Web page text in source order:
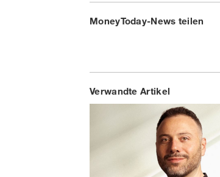
MoneyToday-News teilen
Verwandte Artikel